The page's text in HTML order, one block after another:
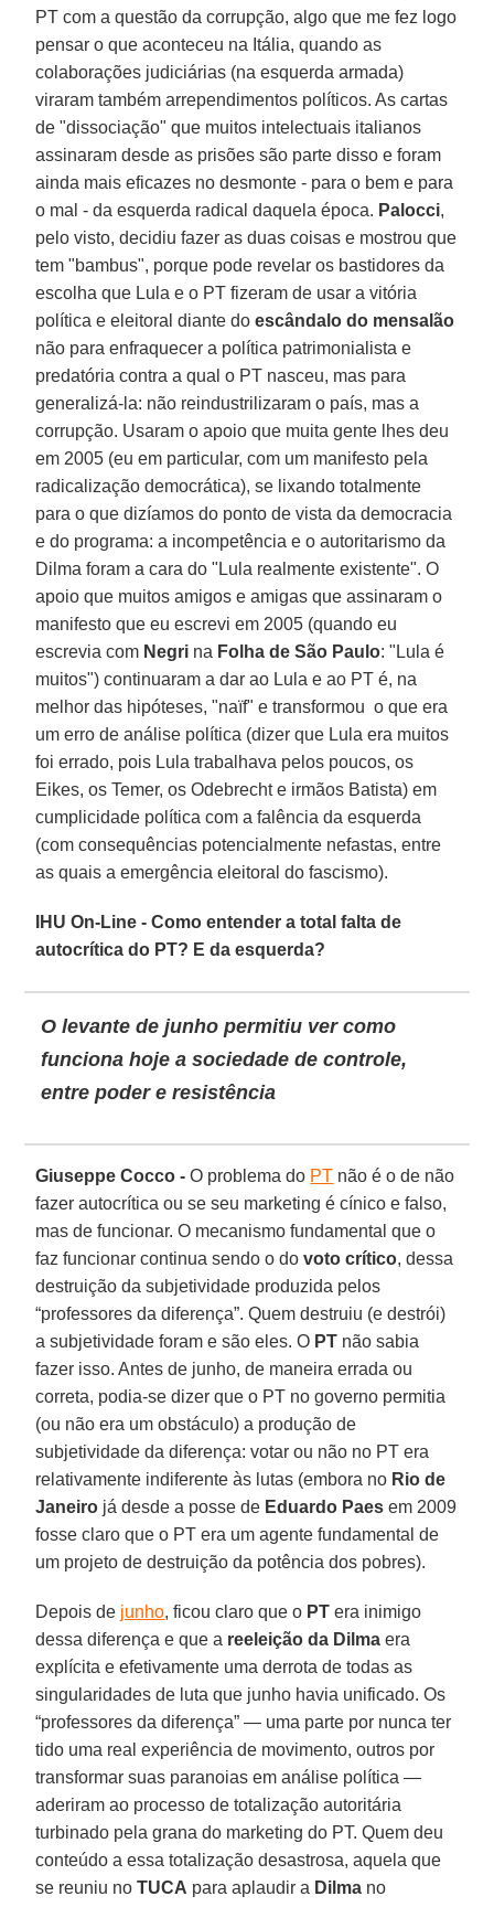
PT com a questão da corrupção, algo que me fez logo
pensar o que aconteceu na Itália, quando as
colaborações judiciárias (na esquerda armada)
viraram também arrependimentos políticos. As cartas
de "dissociação" que muitos intelectuais italianos
assinaram desde as prisões são parte disso e foram
ainda mais eficazes no desmonte - para o bem e para
o mal - da esquerda radical daquela época. Palocci,
pelo visto, decidiu fazer as duas coisas e mostrou que
tem "bambus", porque pode revelar os bastidores da
escolha que Lula e o PT fizeram de usar a vitória
política e eleitoral diante doescândalo do mensalão
não para enfraquecer a política patrimonialista e
predatória contra a qual o PT nasceu, mas para
generalizá-la: não reindustrilizaram o país, mas a
corrupção. Usaram o apoio que muita gente lhes deu
em 2005 (eu em particular, com um manifesto pela
radicalização democrática), se lixando totalmente
para o que dizíamos do ponto de vista da democracia
e do programa: a incompetência e o autoritarismo da
Dilma foram a cara do "Lula realmente existente". O
apoio que muitos amigos e amigas que assinaram o
manifesto que eu escrevi em 2005 (quando eu
escrevia com Negri na Folha de São Paulo: "Lula é
muitos") continuaram a dar ao Lula e ao PT é, na
melhor das hipóteses, "naïf" e transformou o que era
um erro de análise política (dizer que Lula era muitos
foi errado, pois Lula trabalhava pelos poucos, os
Eikes, os Temer, os Odebrecht e irmãos Batista) em
cumplicidade política com a falência da esquerda
(com consequências potencialmente nefastas, entre
as quais a emergência eleitoral do fascismo).
IHU On-Line - Como entender a total falta de
autocrítica do PT? E da esquerda?
O levante de junho permitiu ver como
funciona hoje a sociedade de controle,
entre poder e resistência
Giuseppe Cocco - O problema do PT não é o de não
fazer autocrítica ou se seu marketing é cínico e falso,
mas de funcionar. O mecanismo fundamental que o
faz funcionar continua sendo o dovoto crítico, dessa
destruição da subjetividade produzida pelos
“professores da diferença”. Quem destruiu (e destrói)
a subjetividade foram e são eles. O PT não sabia
fazer isso. Antes de junho, de maneira errada ou
correta, podia-se dizer que o PT no governo permitia
(ou não era um obstáculo) a produção de
subjetividade da diferença: votar ou não no PT era
relativamente indiferente às lutas (embora no Rio de
Janeiro já desde a posse de Eduardo Paes em 2009
fosse claro que o PT era um agente fundamental de
um projeto de destruição da potência dos pobres).
Depois de junho, ficou claro que o PT era inimigo
dessa diferença e que a reeleição da Dilma era
explícita e efetivamente uma derrota de todas as
singularidades de luta que junho havia unificado. Os
“professores da diferença” — uma parte por nunca ter
tido uma real experiência de movimento, outros por
transformar suas paranoias em análise política —
aderiram ao processo de totalização autoritária
turbinado pela grana do marketing do PT. Quem deu
conteúdo a essa totalização desastrosa, aquela que
se reuniu noTUCA para aplaudir a Dilma no